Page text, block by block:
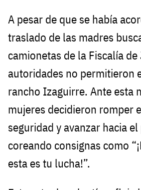
A pesar de que se había
traslado de las madres
camionetas de la Fiscalía
autoridades no permitieron
rancho Izaguirre. Ante esta
mujeres decidieron romper
seguridad y avanzar hacia
coreando consignas como
esta es tu lucha!”.